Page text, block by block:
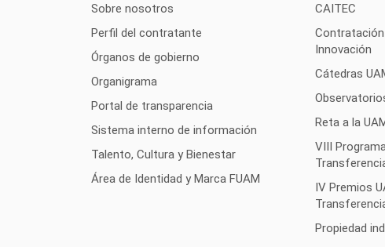
Sobre nosotros
Perfil del contratante
Órganos de gobierno
Organigrama
Portal de transparencia
Sistema interno de información
Talento, Cultura y Bienestar
Área de Identidad y Marca FUAM
CAITEC
Innovación
Cátedras
Reta a la
VIII
IV Premios
Propiedad